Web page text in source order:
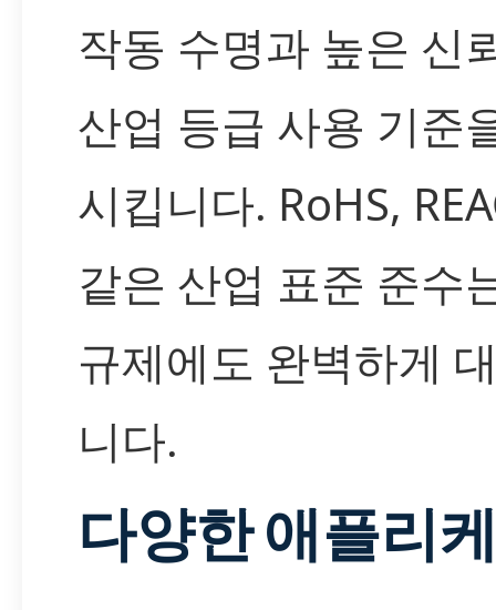
작동 수명과 높은 신
산업 등급 사용 기준
시킵니다. RoHS,
같은 산업 표준 준수
규제에도 완벽하게
니다.
다양한 애플리